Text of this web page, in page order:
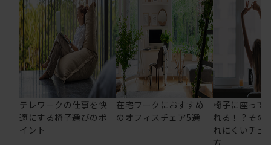
テレワークの仕事を快
適にする椅子選びのポ
イント
在宅ワークにおすすめ
のオフィスチェア5選
椅子に座って
れる！？その
れにくいチェ